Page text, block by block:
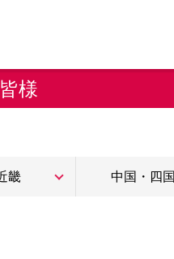
様
畿 中国・四国